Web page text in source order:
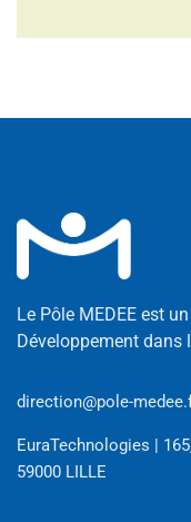
Le Pôle MEDEE est
Développement dans
direction@pole-
EuraTechnologies |
59000 LILLE